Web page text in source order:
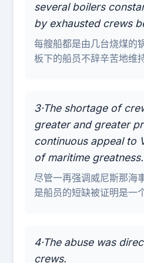
several boilers
by exhausted crews
每艘船都是由几台烧煤的
板下的船员不辞辛苦地维
3·The shortage of
greater and greater
continuous appeal to
of maritime greatness.
尽管一再强调威尼斯那海
是船员的短缺被证明是一
4·The abuse was
crews.